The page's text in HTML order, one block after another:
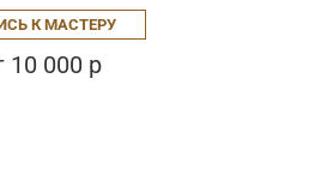
К МАСТЕРУ
10 000 р